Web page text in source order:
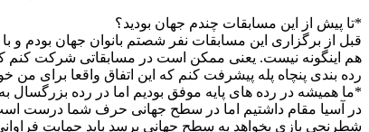
*تا پیش از این مسابقات چندم جهان بودید؟
قبل از برگزاری این مسابقات نفر شصتم بانوان جهان بودم و
هم اینگونه نیست. یعنی ممکن است در مسابقاتی شرکت کنم
رده بندی پنچاه پله پیشرفت کنم که این اتفاق واقعا برای
*ما همیشه در رده های پایه موفق بودیم اما در رده بزرگسال به
در آسیا مقام داشتیم اما در سطح جهانی حرف شما درست
شطرنجی بازی بخواهد به سطح جهانی برسد باید حمایت